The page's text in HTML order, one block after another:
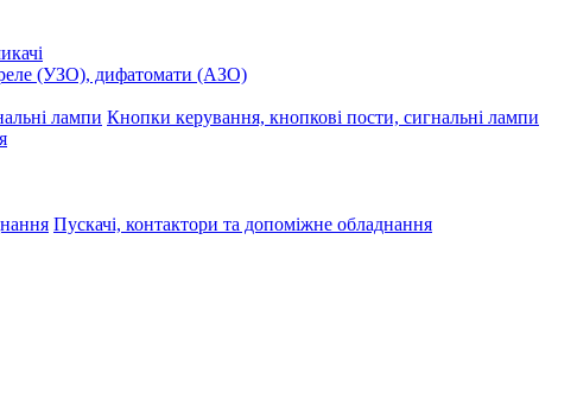
(УЗО), дифатомати (АЗО)
Кнопки керування, кнопкові пости, сигнальні лампи
Пускачі, контактори та допоміжне обладнання